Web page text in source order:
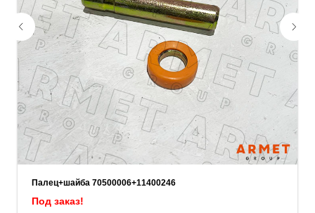
Палец+шайба 70500006+11400246
Под заказ!
Ваше имя
Прикрепите документацию (при наличии)
Add files